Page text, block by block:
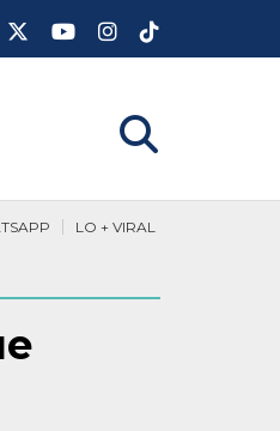
LO + VIRAL